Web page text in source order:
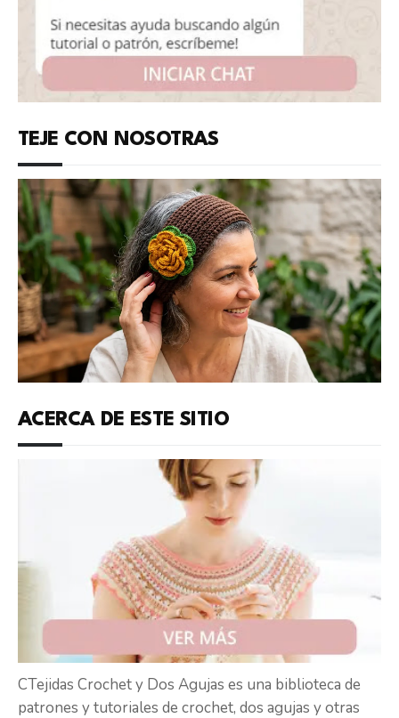
TEJE CON NOSOTRAS
ACERCA DE ESTE SITIO
CTejidas Crochet y Dos Agujas es una biblioteca de
patrones y tutoriales de crochet, dos agujas y otras